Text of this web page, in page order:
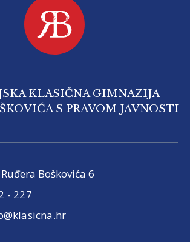
KLASIČNA GIMNAZIJA
S PRAVOM JAVNOSTI
Boškovića 6
- 227